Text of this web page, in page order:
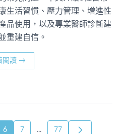
生活習慣、壓力管理、增進性
品使用，以及專業醫師診斷建
重建自信。
閱讀 →
6 7 ... 77